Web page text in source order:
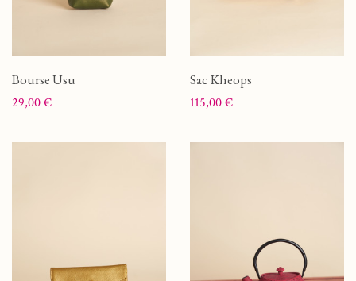
Bourse Usu
Prix
29,00 €
Sac Kheops
Prix
115,00 €